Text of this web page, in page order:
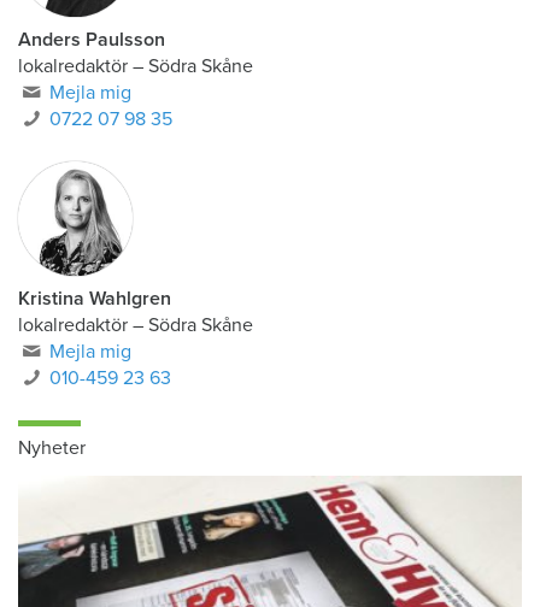
Anders Paulsson
lokalredaktör – Södra Skåne
Mejla mig
0722 07 98 35
Kristina Wahlgren
lokalredaktör – Södra Skåne
Mejla mig
010-459 23 63
Nyheter